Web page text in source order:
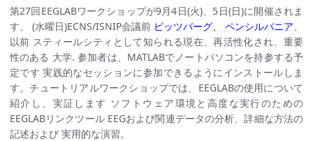
第27回EEGLABワークショップが9月4日(火)、5日(日)に開催されま
す。 (水曜日)ECNS/ISNIP会議前 ピッツバーグ、 ペンシルバニア
以前 スティールシティとして知られる現在、再活性化され、重要
性のある 大学. 参加者は、MATLABでノートパソコンを持参する予
定です 実践的なセッションに参加できるようにインストールしま
す。チュートリアルワークショップでは、EEGLABの使用について
紹介し、実証します ソフトウェア環境と高度な実行のための
EEGLABリンクツール EEGおよび関連データの分析、詳細な方法の
記述および 実用的な演習。